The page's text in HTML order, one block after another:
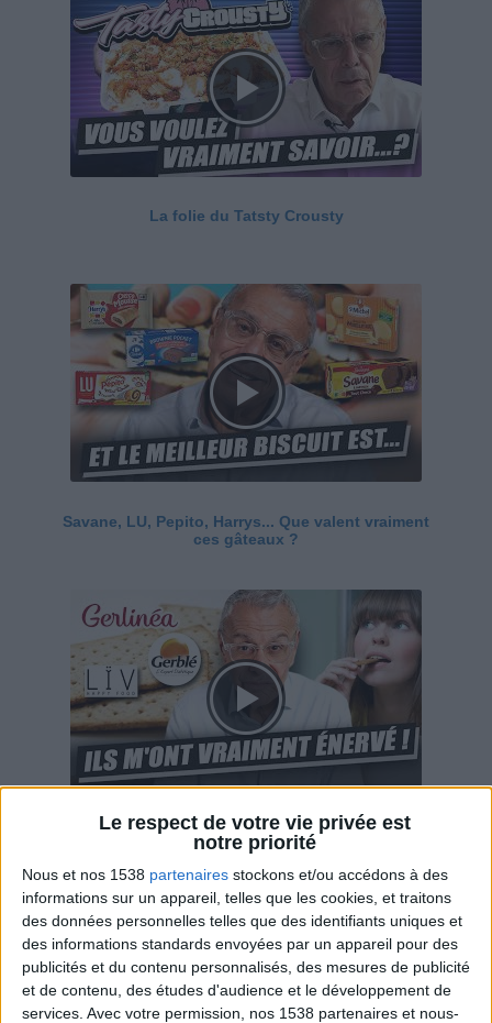
Le respect de votre vie privée est
notre priorité
Nous et nos 1538 partenaires stockons et/ou accédons à des
informations sur un appareil, telles que les cookies, et traitons
des données personnelles telles que des identifiants uniques et
des informations standards envoyées par un appareil pour des
publicités et du contenu personnalisés, des mesures de publicité
et de contenu, des études d'audience et le développement de
services. Avec votre permission, nos 1538 partenaires et nous-
La folie du Tatsty Crousty
Savane, LU, Pepito, Harrys... Que valent vraiment
ces gâteaux ?
Ces marques diététiques : c'est n'importe quoi !
Webinaires en direct Voir tout